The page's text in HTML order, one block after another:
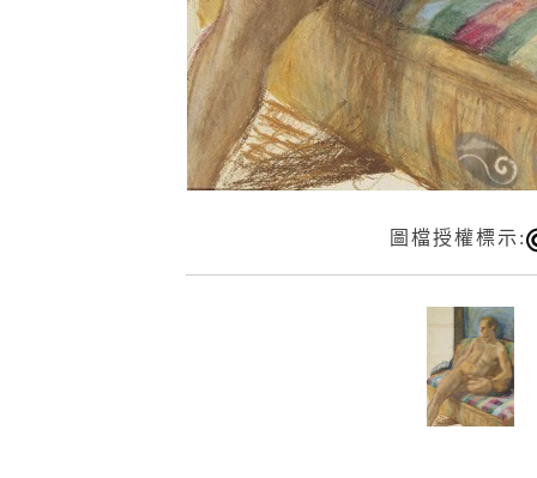
圖檔授權標示: